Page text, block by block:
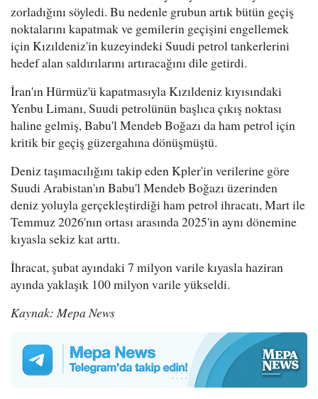
zorladığını söyledi. Bu nedenle grubun artık bütün geçiş
noktalarını kapatmak ve gemilerin geçişini engellemek
için Kızıldeniz'in kuzeyindeki Suudi petrol tankerlerini
hedef alan saldırılarını artıracağını dile getirdi.
İran'ın Hürmüz'ü kapatmasıyla Kızıldeniz kıyısındaki
Yenbu Limanı, Suudi petrolünün başlıca çıkış noktası
haline gelmiş, Babu'l Mendeb Boğazı da ham petrol için
kritik bir geçiş güzergahına dönüşmüştü.
Deniz taşımacılığını takip eden Kpler'in verilerine göre
Suudi Arabistan'ın Babu'l Mendeb Boğazı üzerinden
deniz yoluyla gerçekleştirdiği ham petrol ihracatı, Mart ile
Temmuz 2026'nın ortası arasında 2025'in aynı dönemine
kıyasla sekiz kat arttı.
İhracat, şubat ayındaki 7 milyon varile kıyasla haziran
ayında yaklaşık 100 milyon varile yükseldi.
Kaynak: Mepa News